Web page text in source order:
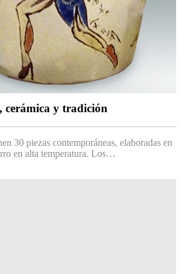
cerámica y tradición
30 piezas contemporáneas, elaboradas en
en alta temperatura. Los…